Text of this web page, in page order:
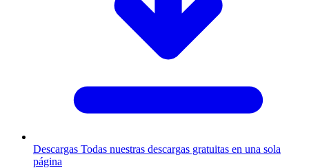
Descargas Todas nuestras descargas gratuitas en una sola
página